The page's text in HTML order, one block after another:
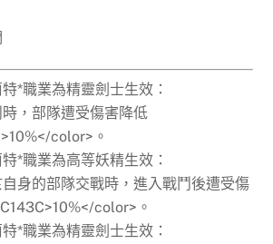
*職業為精靈劍士生效：
，部隊遭受傷害降低
color>。
*職業為高等妖精生效：
身的部隊交戰時，進入戰鬥後遭受傷
color>。
*職業為精靈劍士生效：